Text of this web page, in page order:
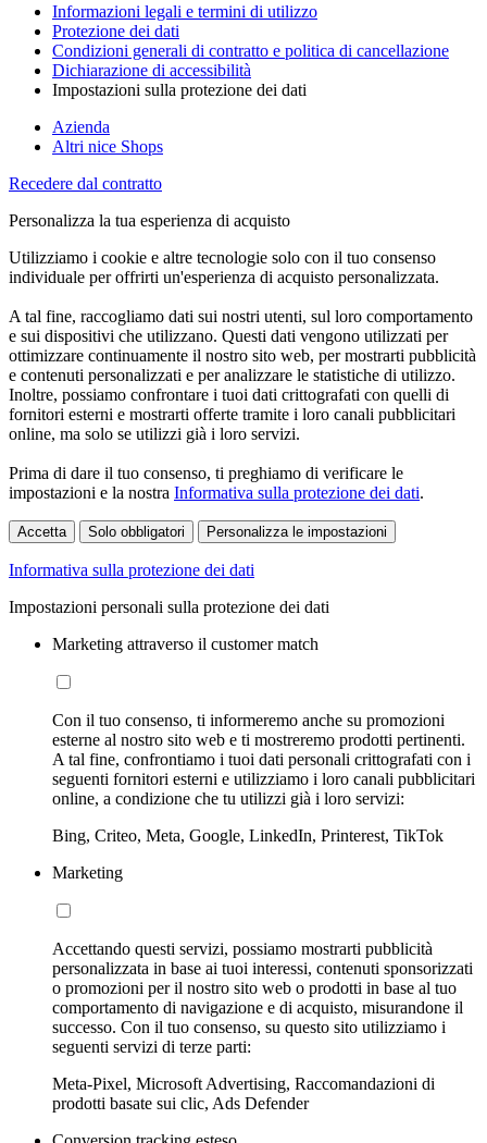
Informazioni legali e termini di utilizzo
Protezione dei dati
Condizioni generali di contratto e politica di cancellazione
Dichiarazione di accessibilità
Impostazioni sulla protezione dei dati
Azienda
Altri nice Shops
Recedere dal contratto
Personalizza la tua esperienza di acquisto
Utilizziamo i cookie e altre tecnologie solo con il tuo consenso
individuale per offrirti un'esperienza di acquisto personalizzata.
A tal fine, raccogliamo dati sui nostri utenti, sul loro comportamento
e sui dispositivi che utilizzano. Questi dati vengono utilizzati per
ottimizzare continuamente il nostro sito web, per mostrarti pubblicità
e contenuti personalizzati e per analizzare le statistiche di utilizzo.
Inoltre, possiamo confrontare i tuoi dati crittografati con quelli di
fornitori esterni e mostrarti offerte tramite i loro canali pubblicitari
online, ma solo se utilizzi già i loro servizi.
Prima di dare il tuo consenso, ti preghiamo di verificare le
impostazioni e la nostra Informativa sulla protezione dei dati.
Accetta Solo obbligatori Personalizza le impostazioni
Informativa sulla protezione dei dati
Impostazioni personali sulla protezione dei dati
Marketing attraverso il customer match
Con il tuo consenso, ti informeremo anche su promozioni
esterne al nostro sito web e ti mostreremo prodotti pertinenti.
A tal fine, confrontiamo i tuoi dati personali crittografati con i
seguenti fornitori esterni e utilizziamo i loro canali pubblicitari
online, a condizione che tu utilizzi già i loro servizi:
Bing, Criteo, Meta, Google, LinkedIn, Printerest, TikTok
Marketing
Accettando questi servizi, possiamo mostrarti pubblicità
personalizzata in base ai tuoi interessi, contenuti sponsorizzati
o promozioni per il nostro sito web o prodotti in base al tuo
comportamento di navigazione e di acquisto, misurandone il
successo. Con il tuo consenso, su questo sito utilizziamo i
seguenti servizi di terze parti:
Meta-Pixel, Microsoft Advertising, Raccomandazioni di
prodotti basate sui clic, Ads Defender